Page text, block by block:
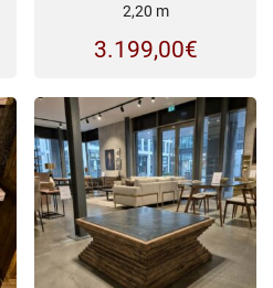
2,20 m
3.199,00€